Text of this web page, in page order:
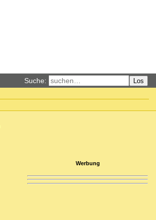
Suche: Los
Werbung